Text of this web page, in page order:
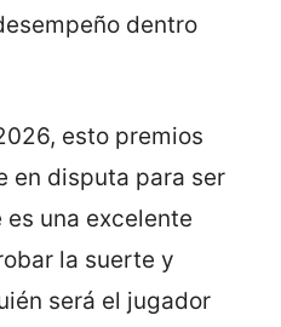
dentro
esto premios
en disputa para ser
una excelente
la suerte y
será el jugador